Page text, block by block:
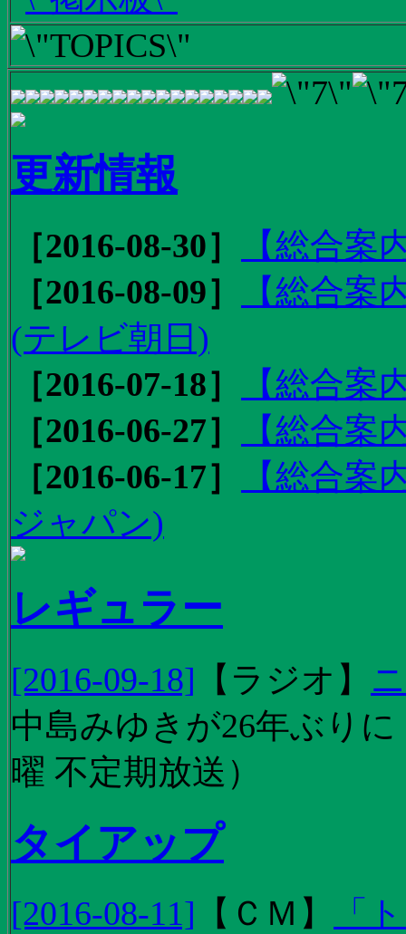
更新情報
［2016-08-30］
【総合
［2016-08-09］
【総合
(テレビ朝日)
［2016-07-18］
【総合案
［2016-06-27］
【総合案
［2016-06-17］
【総合
ジャパン)
レギュラー
[2016-09-18] 【 ラジオ 】
中島みゆきが26年ぶり
曜 不定期放送）
タイアップ
[2016-08-11] 【 ＣＭ 】
「